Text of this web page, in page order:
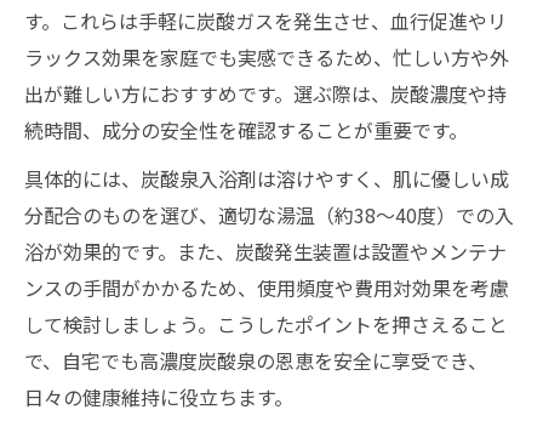
す。これらは手軽に炭酸ガスを発生させ、血行促進やリ
ラックス効果を家庭でも実感できるため、忙しい方や外
出が難しい方におすすめです。選ぶ際は、炭酸濃度や持
続時間、成分の安全性を確認することが重要です。
具体的には、炭酸泉入浴剤は溶けやすく、肌に優しい成
分配合のものを選び、適切な湯温（約38～40度）での入
浴が効果的です。また、炭酸発生装置は設置やメンテナ
ンスの手間がかかるため、使用頻度や費用対効果を考慮
して検討しましょう。こうしたポイントを押さえること
で、自宅でも高濃度炭酸泉の恩恵を安全に享受でき、
日々の健康維持に役立ちます。